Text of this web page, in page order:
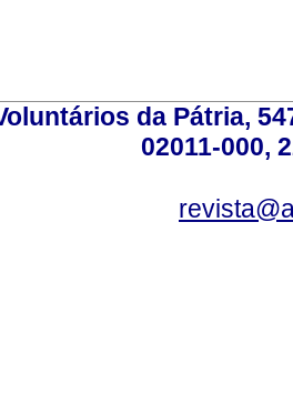
da Pátria,
02011-000,